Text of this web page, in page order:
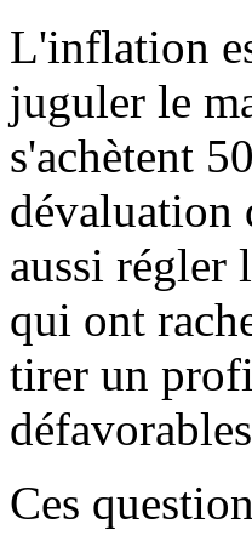
L'inflation
juguler le
s'achètent
dévaluation
aussi régler
qui ont
tirer un
Ces